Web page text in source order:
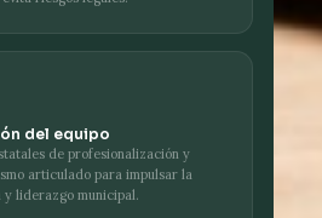
del equipo
de profesionalización y
articulado para impulsar la
y liderazgo municipal.